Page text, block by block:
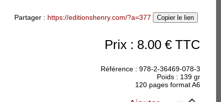
Partager : https://editionshenry.com/?a=377 Copier le lien
Prix : 8.00 € TTC
Référence : 978-2-36469-078-3
Poids : 139 gr
120 pages format A6